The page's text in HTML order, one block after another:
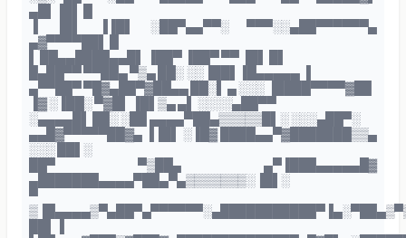
▄█▌▐█▌ █
▐ ▐█▌ ▐▐█▌ ░██▀▄▄▀▀░ ▀▀▀░░▄██▀▀▀▀▀▀▄
▄▓▀▀▀▀██▌ █
▌ ██▄▄████▄▄█▌ ▐██▀ ▐██▀ ▀▀ ▐█▌ █▌
█▄██▀▀ ▀▀██▄ ▀▒▄ ██░ ░░▐██▌▐█▄▄▄▄▄ ▐
▄▀▀██▀ ▀█▓▄██▀▓██▄▄ ██░▌ ▄ ░░░ ▐████▀▀▀▀▓██
▐▓ ░▐██░ ▀▓█▌ ▐█▌▒▄ ▄▌ ░░░░▄██▀▀
░▄▄▄▄█▌ ██░ ░██ ▄▄▄▄▀██▄▒▒▒▒▒█▌░ ░░░▄██▀░
▄▄█▓▀▀▀▀▀██▓▄ ▐▐█▌ ░▐█▓ ████▄▄▀▓███████▒▒▄
░░░ ██▌░
██▀ ▀▒██▄ ▄▀▐███▄▄▄▄▄█▓
▄███████▄▄▄▄▀██▄▀▄▒▒▒▒▒▒▒░▐█▌░
▀